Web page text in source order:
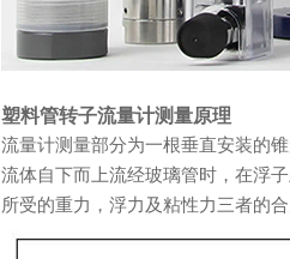
塑料管转子流量计测量原理
流量计测量部分为一根垂直安装的锥
流体自下而上流经玻璃管时，在浮
所受的重力，浮力及粘性力三者的合